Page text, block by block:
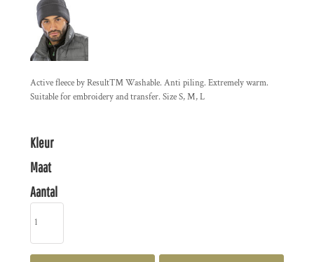
Active fleece by Result™ Washable. Anti piling. Extremely warm.
Suitable for embroidery and transfer. Size S, M, L
Kleur
Maat
Aantal